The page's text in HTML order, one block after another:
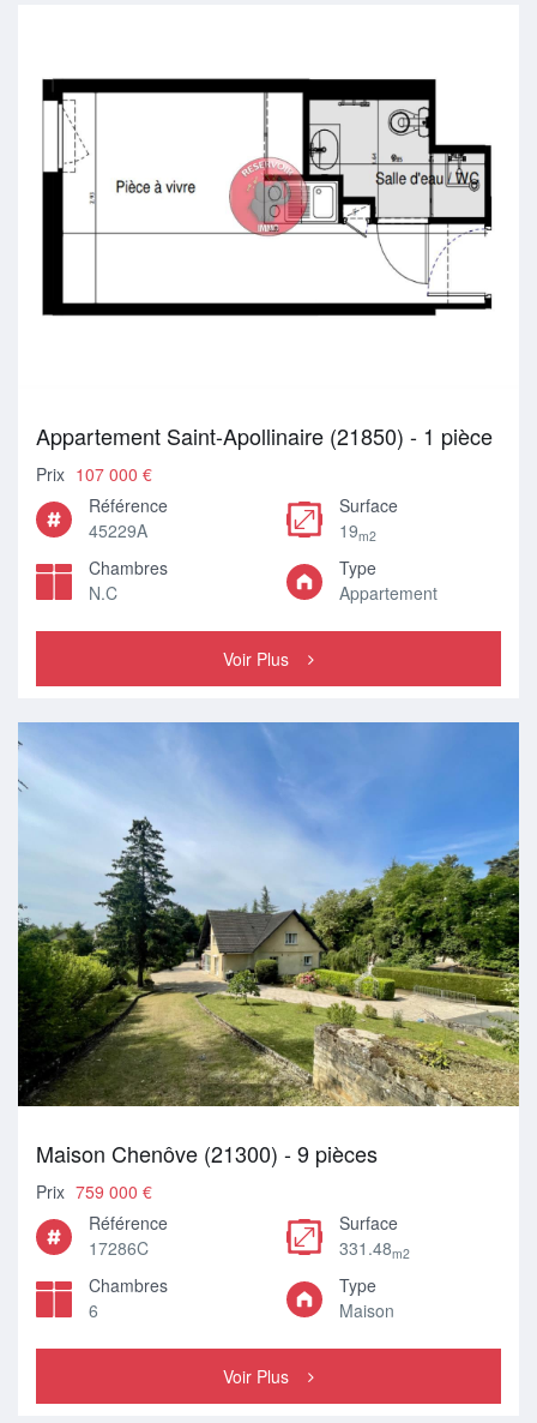
Appartement Saint-Apollinaire (21850) - 1 pièce
Prix 107 000 €
Référence
45229A
Surface
19m2
Chambres
N.C
Type
Appartement
Voir Plus
Maison Chenôve (21300) - 9 pièces
Prix 759 000 €
Référence
17286C
Surface
331.48m2
Chambres
6
Type
Maison
Voir Plus